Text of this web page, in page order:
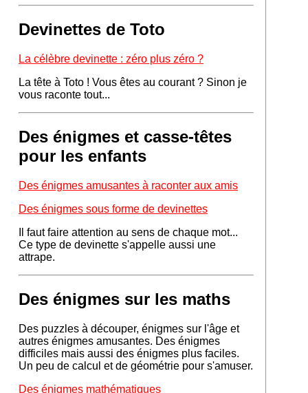
Devinettes de Toto
La célèbre devinette : zéro plus zéro ?
La tête à Toto ! Vous êtes au courant ? Sinon je
vous raconte tout...
Des énigmes et casse-têtes
pour les enfants
Des énigmes amusantes à raconter aux amis
Des énigmes sous forme de devinettes
Il faut faire attention au sens de chaque mot...
Ce type de devinette s'appelle aussi une
attrape.
Des énigmes sur les maths
Des puzzles à découper, énigmes sur l'âge et
autres énigmes amusantes. Des énigmes
difficiles mais aussi des énigmes plus faciles.
Un peu de calcul et de géométrie pour s'amuser.
Des énigmes mathématiques